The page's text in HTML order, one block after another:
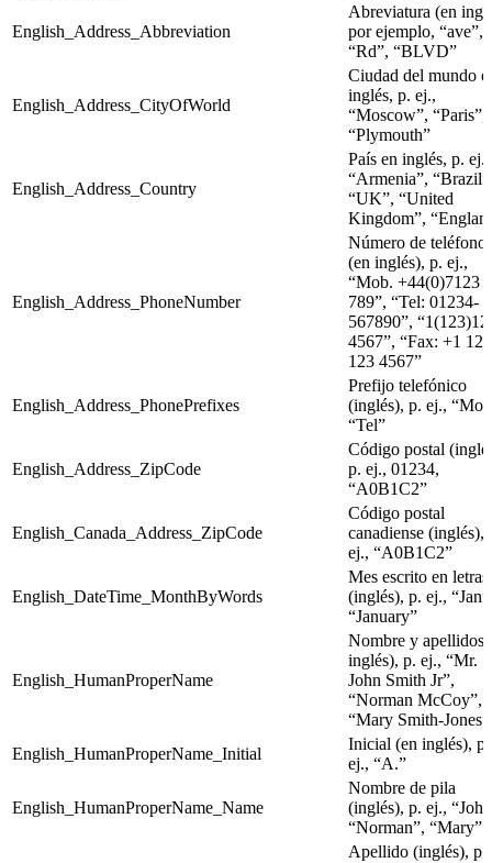
English_Address_Abbreviation
Abreviatura (en
por ejemplo, “ave”,
“Rd”, “BLVD”
English_Address_CityOfWorld
Ciudad del mundo
inglés, p. ej.,
“Moscow”, “Paris”,
“Plymouth”
English_Address_Country
País en inglés, p. ej.,
“Armenia”,
“UK”, “United
Kingdom”,
English_Address_PhoneNumber
Número de teléfono
(en inglés), p. ej.,
“Mob. +44(0)7123
789”, “Tel: 01234-
567890”,
4567”, “Fax: +1 123
123 4567”
English_Address_PhonePrefixes
Prefijo telefónico
(inglés), p. ej.,
“Tel”
English_Address_ZipCode
Código postal
p. ej., 01234,
“A0B1C2”
English_Canada_Address_ZipCode
Código postal
canadiense (inglés),
ej., “A0B1C2”
English_DateTime_MonthByWords
Mes escrito en letras
(inglés), p. ej.,
“January”
English_HumanProperName
Nombre y apellidos
inglés), p. ej., “Mr.
John Smith Jr”,
“Norman McCoy”,
“Mary Smith-Jones”
English_HumanProperName_Initial
Inicial (en inglés), p.
ej., “A.”
English_HumanProperName_Name
Nombre de pila
(inglés), p. ej.,
“Norman”, “Mary”
Apellido (inglés), p.